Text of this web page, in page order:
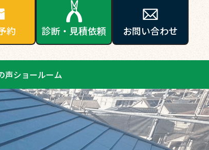
約 診断・見積依頼 お問い合わせ
声ショールーム